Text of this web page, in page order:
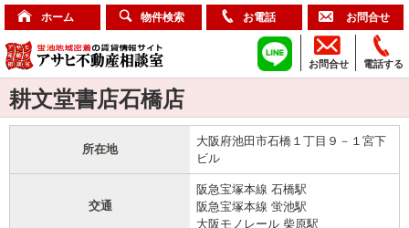
ホーム 物件検索 お電話 お問合せ
電話する
お問合せ
耕文堂書店石橋店
所在地
大阪府池田市石橋１丁目９－１宮下
ビル
交通
阪急宝塚本線 石橋駅
阪急宝塚本線 蛍池駅
大阪モノレール 柴原駅